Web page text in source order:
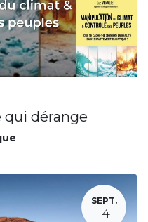
qui dérange
SEPT.
14